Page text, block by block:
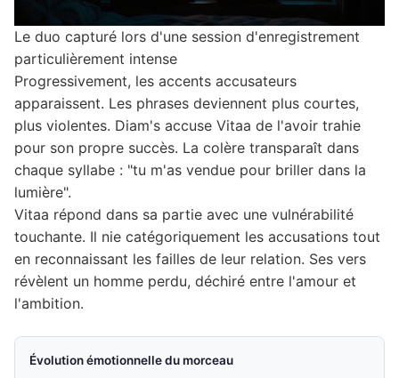
Le duo capturé lors d'une session d'enregistrement
particulièrement intense
Progressivement, les accents accusateurs
apparaissent. Les phrases deviennent plus courtes,
plus violentes. Diam's accuse Vitaa de l'avoir trahie
pour son propre succès. La colère transparaît dans
chaque syllabe : "tu m'as vendue pour briller dans la
lumière".
Vitaa répond dans sa partie avec une vulnérabilité
touchante. Il nie catégoriquement les accusations tout
en reconnaissant les failles de leur relation. Ses vers
révèlent un homme perdu, déchiré entre l'amour et
l'ambition.
Évolution émotionnelle du morceau